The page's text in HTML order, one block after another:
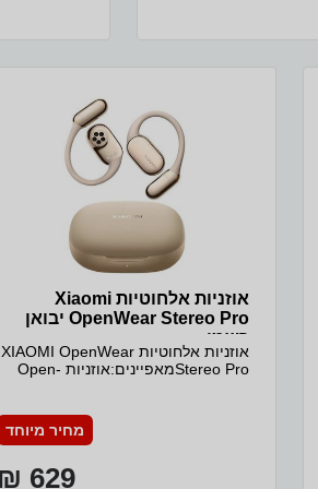
סיליקון במידות
נוזלים לאוזניות או למארז הטעינה אחריות: אחריות 12 חודשים ע"י
אוזניות ‏אלחוטיות Xiaomi
OpenWear Stereo Pro יבואן
רשמי
אוזניות אלחוטיות XIAOMI OpenWear
Stereo Proמאפיינים:אוזניות Open-
האוזניה מתכווננת ומאפשרת התאמה
אופטימלית לאוזן, עמידות לאורך
עם בס עוצמתי, טוויטר קרמי וצליל Hi-
מחיר מיוחד
629 ₪